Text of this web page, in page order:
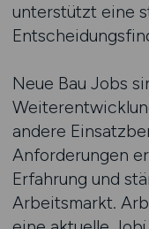
unterstützt eine
Neue Bau Jobs
andere
Anforderungen
Erfahrung und
Arbeitsmarkt.